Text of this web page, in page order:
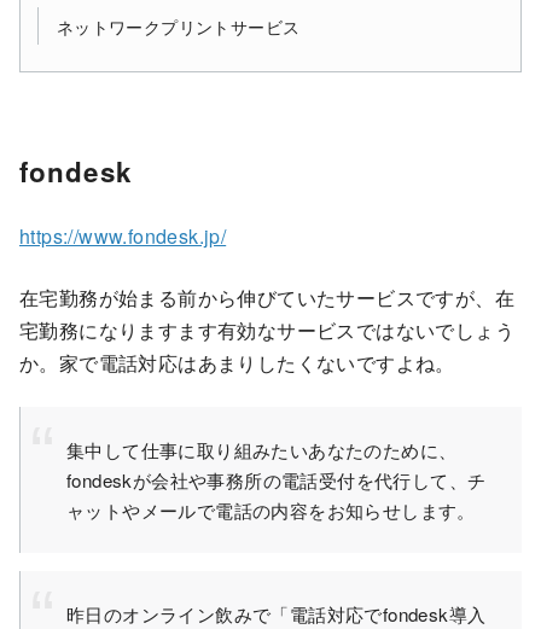
ネットワークプリントサービス
fondesk
https://www.fondesk.jp/
在宅勤務が始まる前から伸びていたサービスですが、在
宅勤務になりますます有効なサービスではないでしょう
か。家で電話対応はあまりしたくないですよね。
集中して仕事に取り組みたいあなたのために、
fondeskが会社や事務所の電話受付を代行して、チ
ャットやメールで電話の内容をお知らせします。
昨日のオンライン飲みで「電話対応でfondesk導入